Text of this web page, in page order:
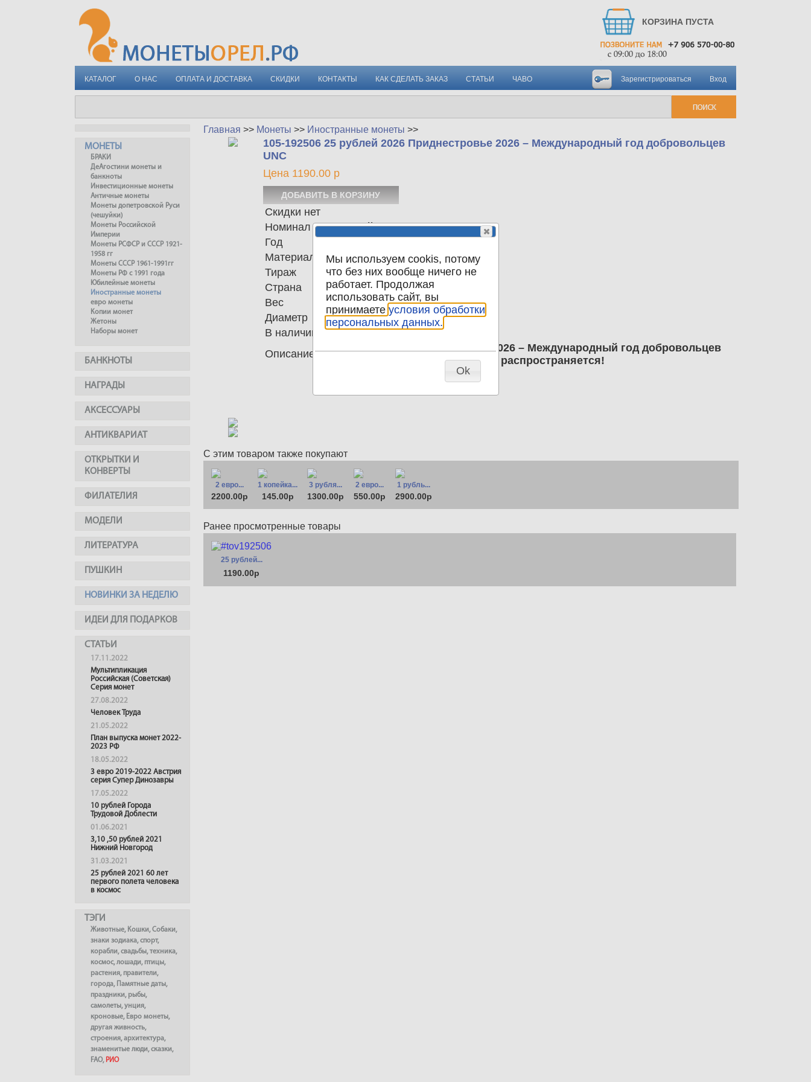
КОРЗИНА ПУСТА
КАТАЛОГ О НАС ОПЛАТА И ДОСТАВКА СКИДКИ КОНТАКТЫ КАК СДЕЛАТЬ ЗАКАЗ СТАТЬИ ЧАВО Вход
Зарегистрироваться
МОНЕТЫ
БРАКИ
ДеАгостини монеты и
банкноты
Инвестиционные монеты
Античные монеты
Монеты допетровской Руси
(чешуйки)
Монеты Российской
Империи
Монеты РСФСР и СССР 1921-
1958 гг
Монеты СССР 1961-1991гг
Монеты РФ с 1991 года
Юбилейные монеты
Иностранные монеты
евро монеты
Копии монет
Жетоны
Наборы монет
БАНКНОТЫ
НАГРАДЫ
АКСЕССУАРЫ
АНТИКВАРИАТ
ОТКРЫТКИ И
КОНВЕРТЫ
ФИЛАТЕЛИЯ
МОДЕЛИ
ЛИТЕРАТУРА
ПУШКИН
НОВИНКИ ЗА НЕДЕЛЮ
ИДЕИ ДЛЯ ПОДАРКОВ
СТАТЬИ
17.11.2022
Мультипликация
Российская (Советская)
Серия монет
27.08.2022
Человек Труда
21.05.2022
План выпуска монет 2022-
2023 РФ
18.05.2022
3 евро 2019-2022 Австрия
серия Супер Динозавры
17.05.2022
10 рублей Города
Трудовой Доблести
01.06.2021
3,10 ,50 рублей 2021
Нижний Новгород
31.03.2021
25 рублей 2021 60 лет
первого полета человека
в космос
ТЭГИ
Животные, Кошки,Собаки,
знаки зодиака,спорт,
корабли,свадьбы,техника,
космос,лошади, птицы,
растения, правители,
города, Памятные даты,
праздники, рыбы,
самолеты,унция,
кроновые, Евро монеты,
другая живность,
строения,архитектура,
знаменитые люди,сказки,
FAO, РИО
Главная >> Монеты >> Иностранные монеты >>
105-192506 25 рублей 2026 Приднестровье 2026 – Международный год добровольцев
UNC
Цена 1190.00 р
Скидки нет
Номинал
25 рублей
Год
Материал
Сталь с никелевым покрытием
Тираж
2.500
Страна
Приднестровье
Вес
9.45
Диаметр
28.76
В наличии
0
Описание 25 рублей 2026 Приднестровье 2026 – Международный год добровольцев
UNC; На данный товар скидка не распространяется!
С этим товаром также покупают
2 евро...
2200.00р
1 копейка...
145.00р
3 рубля...
1300.00р
2 евро...
550.00р
1 рубль...
2900.00р
Ранее просмотренные товары
25 рублей...
1190.00р
Мы используем cookis, потому
что без них вообще ничего не
работает. Продолжая
использовать сайт, вы
принимаете условия обработки
персональных данных.
Ok